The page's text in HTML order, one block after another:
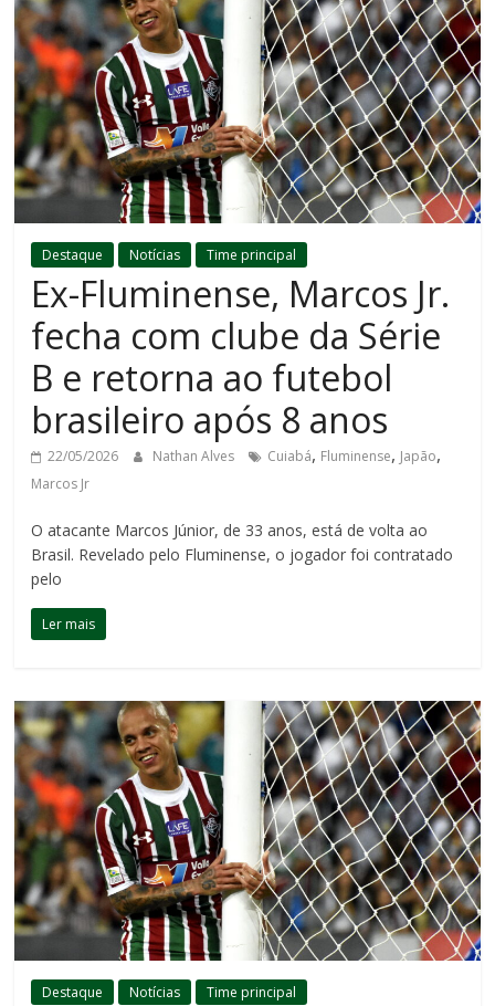
Destaque Notícias Time principal
Ex-Fluminense, Marcos Jr.
fecha com clube da Série
B e retorna ao futebol
brasileiro após 8 anos
22/05/2026 Nathan Alves Cuiabá, Fluminense, Japão,
Marcos Jr
O atacante Marcos Júnior, de 33 anos, está de volta ao
Brasil. Revelado pelo Fluminense, o jogador foi contratado
pelo
Ler mais
Destaque Notícias Time principal